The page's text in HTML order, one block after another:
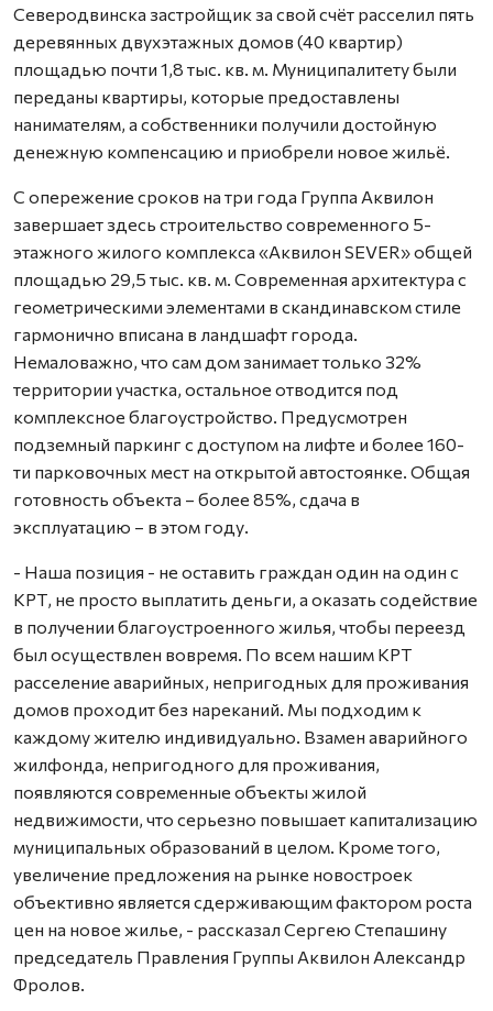
Северодвинска застройщик за свой счёт расселил пять
деревянных двухэтажных домов (40 квартир)
площадью почти 1,8 тыс. кв. м. Муниципалитету были
переданы квартиры, которые предоставлены
нанимателям, а собственники получили достойную
денежную компенсацию и приобрели новое жильё.
С опережение сроков на три года Группа Аквилон
завершает здесь строительство современного 5-
этажного жилого комплекса «Аквилон SEVER» общей
площадью 29,5 тыс. кв. м. Современная архитектура с
геометрическими элементами в скандинавском стиле
гармонично вписана в ландшафт города.
Немаловажно, что сам дом занимает только 32%
территории участка, остальное отводится под
комплексное благоустройство. Предусмотрен
подземный паркинг с доступом на лифте и более 160-
ти парковочных мест на открытой автостоянке. Общая
готовность объекта – более 85%, сдача в
эксплуатацию – в этом году.
- Наша позиция - не оставить граждан один на один с
КРТ, не просто выплатить деньги, а оказать содействие
в получении благоустроенного жилья, чтобы переезд
был осуществлен вовремя. По всем нашим КРТ
расселение аварийных, непригодных для проживания
домов проходит без нареканий. Мы подходим к
каждому жителю индивидуально. Взамен аварийного
жилфонда, непригодного для проживания,
появляются современные объекты жилой
недвижимости, что серьезно повышает капитализацию
муниципальных образований в целом. Кроме того,
увеличение предложения на рынке новостроек
объективно является сдерживающим фактором роста
цен на новое жилье, - рассказал Сергею Степашину
председатель Правления Группы Аквилон Александр
Фролов.